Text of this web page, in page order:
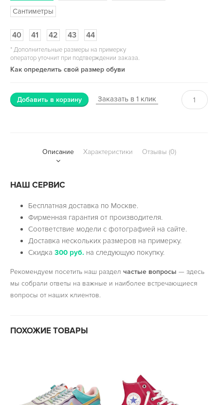
Сантиметры
40 41 42 43 44
*Дополнительные размеры на примерку
оператор уточнит при подтверждении заказа.
Как определить свой размер обуви
Добавить в корзину Заказать в 1 клик
Описание Характеристики Отзывы (0)
НАШ СЕРВИС
Бесплатная доставка по Москве.
Фирменная гарантия от производителя.
Соответствие модели с фотографией на сайте.
Доставка нескольких размеров на примерку.
Скидка300 руб. на следующую покупку.
Рекомендуем посетить наш раздел частые вопросы — здесь
мы собрали ответы на важные и наиболее встречающиеся
вопросы от наших клиентов.
ПОХОЖИЕ ТОВАРЫ